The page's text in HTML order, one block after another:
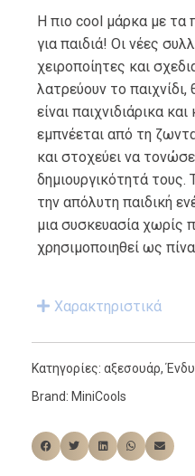
Η πιο cool μάρκα με τα
για παιδιά! Οι νέες
χειροποίητες και
λατρεύουν το
είναι παιχνιδιάρικα
εμπνέεται από τη
και στοχεύει να
δημιουργικότητά
την απόλυτη παιδική
μια συσκευασία χωρίς
χρησιμοποιηθεί ως
Χαρακτηριστικά
Κατηγορίες: αξεσουάρ,
Brand: MiniCools